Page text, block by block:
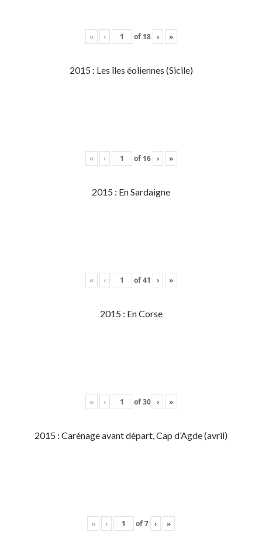
« ‹ of 18 › »
2015 : Les îles éoliennes (Sicile)
« ‹ of 16 › »
2015 : En Sardaigne
« ‹ of41 › »
2015 : En Corse
« ‹ of30 › »
2015 : Carénage avant départ, Cap d’Agde (avril)
« ‹ of7 › »